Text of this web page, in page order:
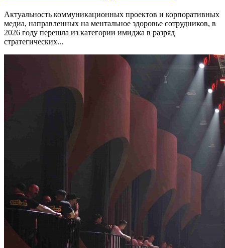
Актуальность коммуникационных проектов и корпоративных
медиа, направленных на ментальное здоровье сотрудников, в
2026 году перешла из категории имиджа в разряд
стратегических...